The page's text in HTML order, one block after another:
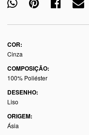
COR:
Cinza
COMPOSIÇÃO:
100% Poliéster
DESENHO:
Liso
ORIGEM:
Ásia